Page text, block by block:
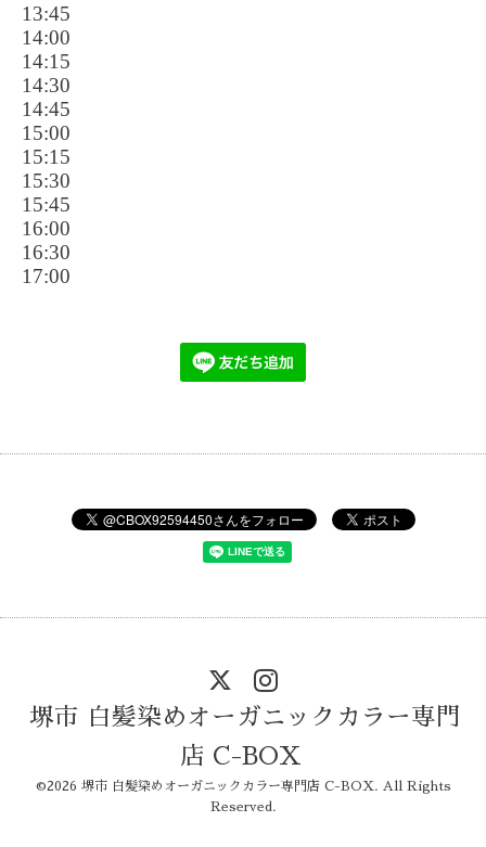
13:45
14:00
14:15
14:30
14:45
15:00
15:15
15:30
15:45
16:00
16:30
17:00
堺市 白髪染めオーガニックカラー専門
店 C-BOX
©2026 堺市 白髪染めオーガニックカラー専門店 C-BOX. All Rights
Reserved.